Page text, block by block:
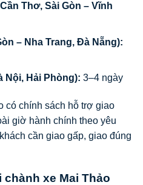
Thơ, Sài Gòn – Vĩnh
– Nha Trang, Đà Nẵng):
Nội, Hải Phòng): 3–4 ngày
có chính sách hỗ trợ giao
giờ hành chính theo yêu
cần giao gấp, giao đúng
xe Mai Thảo